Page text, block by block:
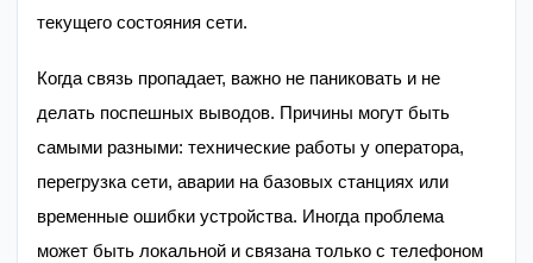
текущего состояния сети.
Когда связь пропадает, важно не паниковать и не
делать поспешных выводов. Причины могут быть
самыми разными: технические работы у оператора,
перегрузка сети, аварии на базовых станциях или
временные ошибки устройства. Иногда проблема
может быть локальной и связана только с телефоном